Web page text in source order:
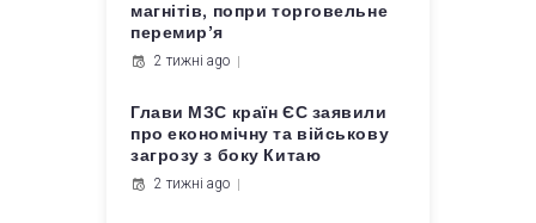
магнітів, попри торговельне
перемир’я
2 тижні ago
Глави МЗС країн ЄС заявили
про економічну та військову
загрозу з боку Китаю
2 тижні ago